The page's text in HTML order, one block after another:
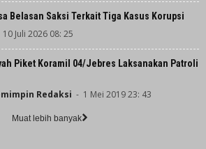
Belasan Saksi Terkait Tiga Kasus Korupsi
10 Juli 2026 08: 25
Piket Koramil 04/Jebres Laksanakan Patroli
Redaksi - 1 Mei 2019 23: 43
Muat lebih banyak